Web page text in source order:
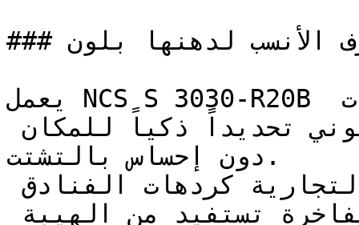
### ما هي الغرف الأنسب لدهنها بلون NCS S 3030-R20B؟
يعمل NCS S 3030-R20B بفعالية ممتازة في المساحات
دون إحساس بالتشتت.